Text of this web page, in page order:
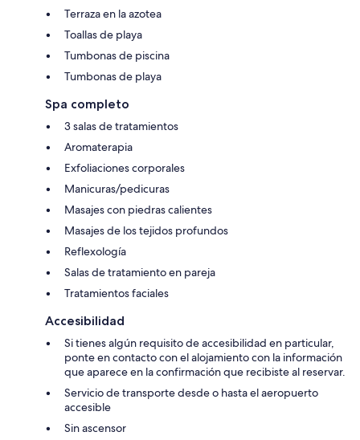
Terraza en la azotea
Toallas de playa
Tumbonas de piscina
Tumbonas de playa
Spa completo
3 salas de tratamientos
Aromaterapia
Exfoliaciones corporales
Manicuras/pedicuras
Masajes con piedras calientes
Masajes de los tejidos profundos
Reflexología
Salas de tratamiento en pareja
Tratamientos faciales
Accesibilidad
Si tienes algún requisito de accesibilidad en particular,
ponte en contacto con el alojamiento con la información
que aparece en la confirmación que recibiste al reservar.
Servicio de transporte desde o hasta el aeropuerto
accesible
Sin ascensor